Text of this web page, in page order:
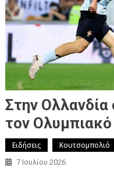
Στην Ολλανδία
τον Ολυμπιακό
Ειδήσεις Κουτσομπολιό
7 Ιουλίου 2026